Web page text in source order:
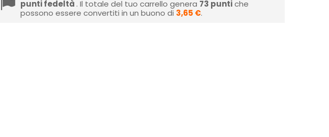
punti fedeltà . Il totale del tuo carrello genera 73 puntiche
possono essere convertiti in un buono di 3,65 €.